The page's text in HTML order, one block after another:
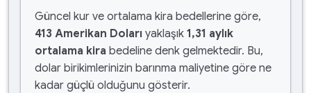
Güncel kur ve ortalama kira bedellerine göre,
413 Amerikan Doları yaklaşık 1,31 aylık
ortalama kira bedeline denk gelmektedir. Bu,
dolar birikimlerinizin barınma maliyetine göre ne
kadar güçlü olduğunu gösterir.